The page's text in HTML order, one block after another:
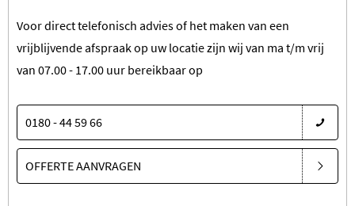
Voor direct telefonisch advies of het maken van een
vrijblijvende afspraak op uw locatie zijn wij van ma t/m vrij
van 07.00 - 17.00 uur bereikbaar op
0180 - 44 59 66
OFFERTE AANVRAGEN